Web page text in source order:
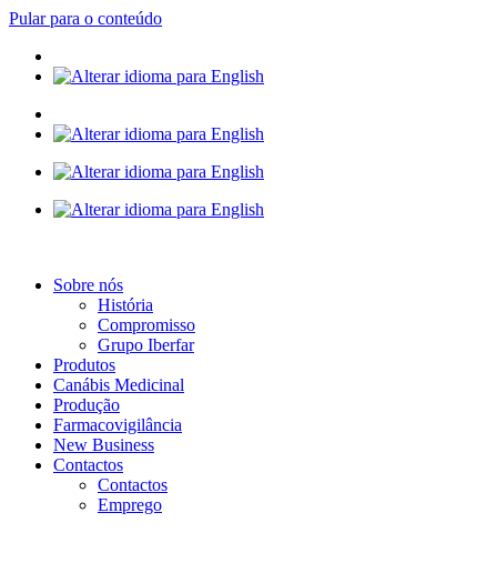
Pular para o conteúdo
Sobre nós
História
Compromisso
Grupo Iberfar
Produtos
Canábis Medicinal
Produção
Farmacovigilância
New Business
Contactos
Contactos
Emprego